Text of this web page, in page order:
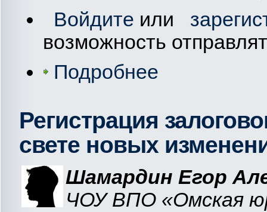
Войдите или
возможность
Подробнее
Регистрация
свете новых
Шамардин Егор
ЧОУ ВПО «Омская